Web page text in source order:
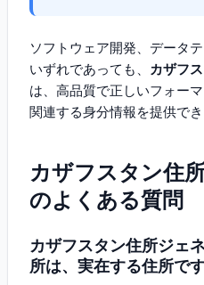
ソフトウェア開発、データ
いずれであっても、 カザフ
は、高品質で正しいフォー
関連する身分情報を提供でき
カザフスタン住
のよくある質問
カザフスタン住所ジェ
所は、実在する住所で